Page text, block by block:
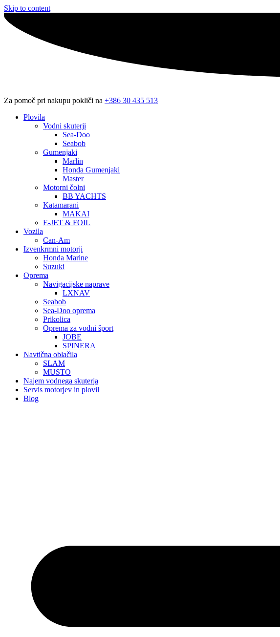
Skip to content
Za pomoč pri nakupu pokliči na +386 30 435 513
Plovila
Vodni skuterji
Sea-Doo
Seabob
Gumenjaki
Marlin
Honda Gumenjaki
Master
Motorni čolni
BB YACHTS
Katamarani
MAKAI
E-JET & FOIL
Vozila
Can-Am
Izvenkrmni motorji
Honda Marine
Suzuki
Oprema
Navigacijske naprave
LXNAV
Seabob
Sea-Doo oprema
Prikolica
Oprema za vodni šport
JOBE
SPINERA
Navtična oblačila
SLAM
MUSTO
Najem vodnega skuterja
Servis motorjev in plovil
Blog